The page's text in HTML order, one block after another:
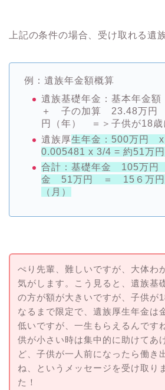
上記の条件の場合、受け取れる遺
例：遺族年金額概算
遺族基礎年金：基本年金
＋ 子の加算 23.48万円
円（年） ＝＞子供が18歳
遺族厚生年金：500万円 x
0.005481 x 3/4 = 約51万
合計：基礎年金 105万
金 51万円 ＝ 15６万円
（月）
ぺり先輩、難しいですが、大体わ
気がします。こう見ると、遺族基
の方が額が大きいですが、子供が
なるまで限定で、遺族厚生年金は
低いですが、一生もらえるんです
供が小さい時は集中的に助けてあ
ど、子供が一人前になったら働き
ね、というメッセージを受け取り
た！